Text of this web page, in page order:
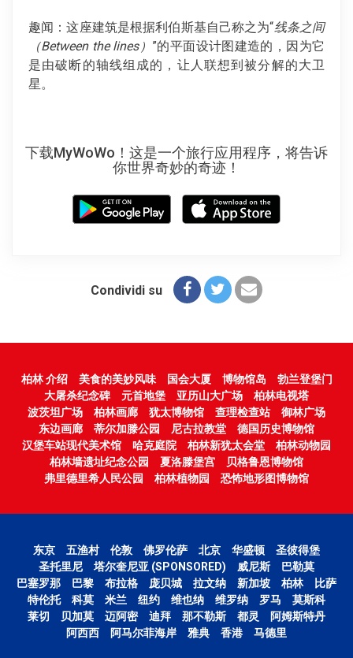
趣闻：这座建筑是根据利伯斯基自己称之为“线条之间
（Between the lines） ”的平面设计图建造的，因为它
是由破断的轴线组成的，让人联想到被分解的大卫
星。
下载MyWoWo！这是一个旅行应用程序，将告诉
你世界奇妙的奇迹！
Condividi su
柏林 介绍 美食的美妙风味 国会大厦 博物馆岛
勃兰登堡门
大屠杀纪念碑
元首地堡 亚历山大广场
柏林电视塔
波茨坦广场
柏林画廊 犹太博物馆 查理检查站
御林广场
东边画廊
蒂尔加滕公园 尼古拉教堂
德国历史博物馆
汉堡车站现代美术馆
哈克庭院 柏林新犹太会堂
柏林动物园
柏林墙遗址纪念公园
夏洛滕堡宫
贝格鲁恩博物馆
弗里德里希人民公园
柏林植物园 恐怖地形图博物馆
东京 五渔村 伦敦 佛罗伦萨 北京 华盛顿
圣彼得堡
圣托里尼
塔尔奎尼亚 (SPONSORED) 威尼斯
巴勒莫
巴塞罗那
巴黎 布拉格 庞贝城 拉文纳 新加坡 柏林
比萨
特伦托
科莫 米兰 纽约 维也纳 维罗纳 罗马
莫斯科
莱切
贝加莫 迈阿密 迪拜 那不勒斯 都灵
阿姆斯特丹
阿西西
阿马尔菲海岸 雅典 香港 马德里